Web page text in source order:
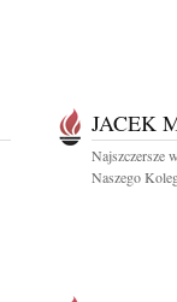
JACEK
Najszczersze
Naszego